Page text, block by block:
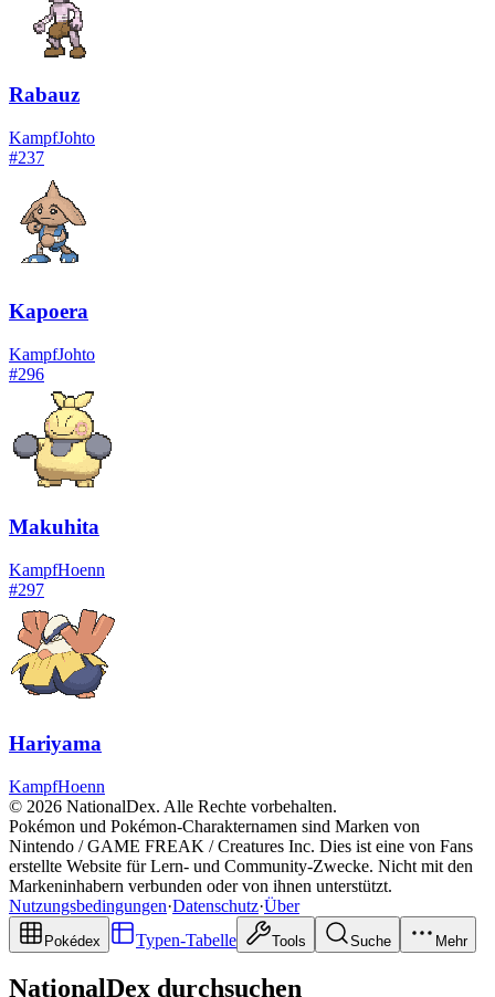
Rabauz
KampfJohto
#237
Kapoera
KampfJohto
#296
Makuhita
KampfHoenn
#297
Hariyama
KampfHoenn
© 2026 NationalDex. Alle Rechte vorbehalten.
Pokémon und Pokémon-Charakternamen sind Marken von
Nintendo / GAME FREAK / Creatures Inc. Dies ist eine von Fans
erstellte Website für Lern- und Community-Zwecke. Nicht mit den
Markeninhabern verbunden oder von ihnen unterstützt.
Nutzungsbedingungen·Datenschutz·Über
Pokédex Typen-Tabelle Tools Suche Mehr
NationalDex durchsuchen